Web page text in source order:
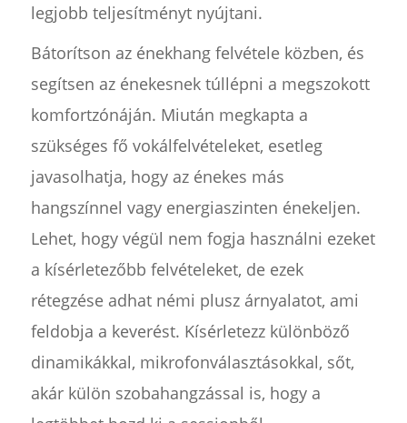
legjobb teljesítményt nyújtani.
Bátorítson az énekhang felvétele közben, és
segítsen az énekesnek túllépni a megszokott
komfortzónáján. Miután megkapta a
szükséges fő vokálfelvételeket, esetleg
javasolhatja, hogy az énekes más
hangszínnel vagy energiaszinten énekeljen.
Lehet, hogy végül nem fogja használni ezeket
a kísérletezőbb felvételeket, de ezek
rétegzése adhat némi plusz árnyalatot, ami
feldobja a keverést. Kísérletezz különböző
dinamikákkal, mikrofonválasztásokkal, sőt,
akár külön szobahangzással is, hogy a